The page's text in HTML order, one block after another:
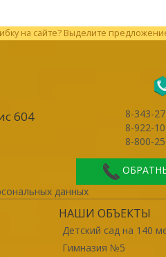
на сайте? Выделите
604
8-343-
8-922-
8-800-
данных
НАШИ ОБЪЕКТЫ
Детский сад на 140
Гимназия №5